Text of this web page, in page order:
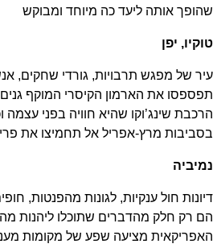
שהופך אותה ליעד כה מיוחד ומבוקש
טוקיו, יפן
עיר של מפגש תרבויות, גורדי שחקים,
תפספסו את הארמון הקיסרי המוקף
הרכבת שינג’וקו שהיא חוויה בפני עצמה
בסביבות מרץ-אפריל אל תחמיצו את
נמיביה
דיונות חול ענקיות, לגונות מהפנטות,
הם רק חלק מהדברים שתוכלו ליהנות
האפריקאית מציעה שפע של מקומות